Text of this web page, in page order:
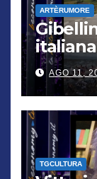
ARTÈRUMORE
AGO 11,
TGCULTURA